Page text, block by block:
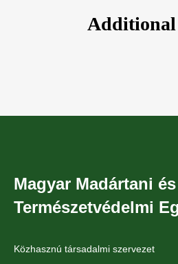
Additional
Magyar Madártani és
Természetvédelmi
Közhasznú társadalmi szervezet